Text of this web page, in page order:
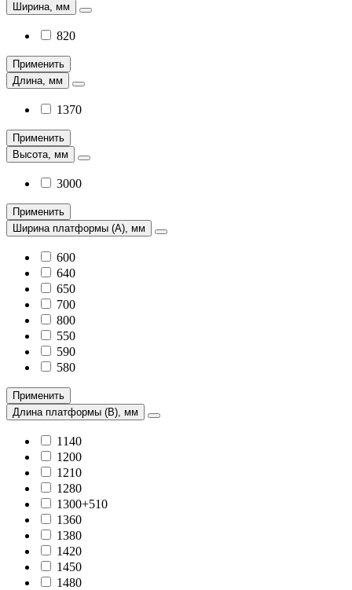
Ширина, мм
820
Применить
Длина, мм
1370
Применить
Высота, мм
3000
Применить
Ширина платформы (А), мм
600
640
650
700
800
550
590
580
Применить
Длина платформы (В), мм
1140
1200
1210
1280
1300+510
1360
1380
1420
1450
1480